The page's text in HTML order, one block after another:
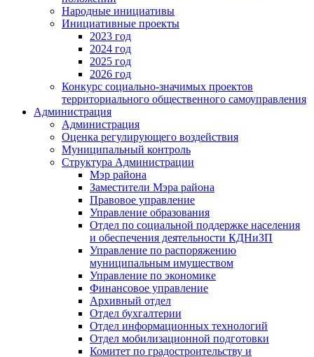
Народные инициативы
Инициативные проекты
2023 год
2024 год
2025 год
2026 год
Конкурс социально-значимых проектов
территориального общественного самоуправления
Администрация
Администрация
Оценка регулирующего воздействия
Муниципальный контроль
Структура Администрации
Мэр района
Заместители Мэра района
Правовое управление
Управление образования
Отдел по социальной поддержке населения
и обеспечения деятельности КДНиЗП
Управление по распоряжению
муниципальным имуществом
Управление по экономике
Финансовое управление
Архивный отдел
Отдел бухгалтерии
Отдел информационных технологий
Отдел мобилизационной подготовки
Комитет по градостроительству и